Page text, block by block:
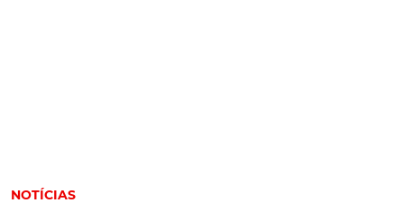
NOTÍCIAS